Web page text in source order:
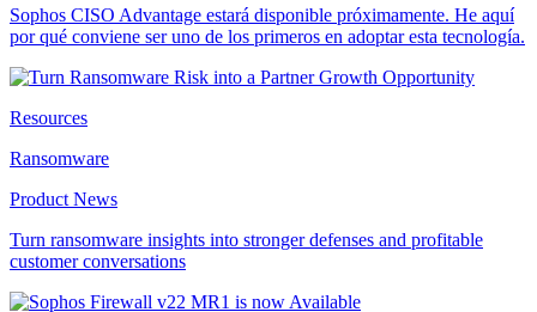
Sophos CISO Advantage estará disponible próximamente. He aquí
por qué conviene ser uno de los primeros en adoptar esta tecnología.
Resources
Ransomware
Product News
Turn ransomware insights into stronger defenses and profitable
customer conversations